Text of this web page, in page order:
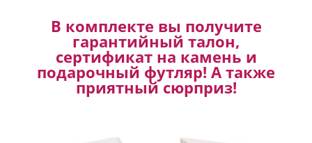
В комплекте вы получите
гарантийный талон,
сертификат на камень и
подарочный футляр! А также
приятный сюрприз!